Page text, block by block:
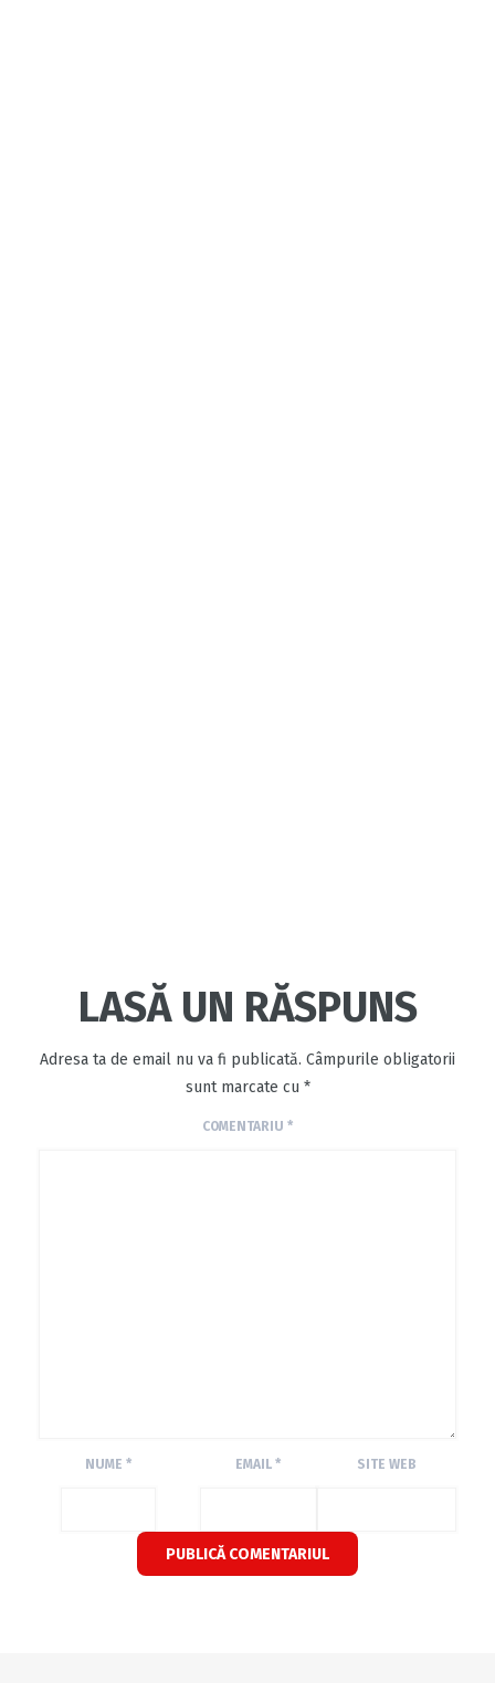
LASĂ UN RĂSPUNS
Adresa ta de email nu va fi publicată. Câmpurile obligatorii
sunt marcate cu *
COMENTARIU *
NUME * EMAIL* SITE WEB